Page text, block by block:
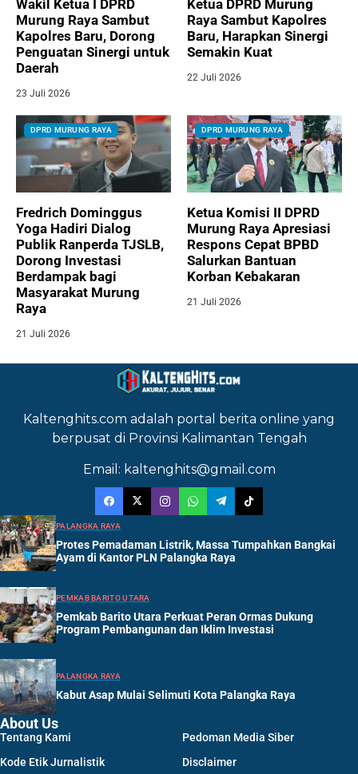
Wakil Ketua I DPRD
Murung Raya Sambut
Kapolres Baru, Dorong
Penguatan Sinergi untuk
Daerah
23 Juli 2026
Ketua DPRD Murung
Raya Sambut Kapolres
Baru, Harapkan Sinergi
Semakin Kuat
22 Juli 2026
DPRD MURUNG RAYA
Fredrich Dominggus
Yoga Hadiri Dialog
Publik Ranperda TJSLB,
Dorong Investasi
Berdampak bagi
Masyarakat Murung
Raya
21 Juli 2026
DPRD MURUNG RAYA
Ketua Komisi II DPRD
Murung Raya Apresiasi
Respons Cepat BPBD
Salurkan Bantuan
Korban Kebakaran
21 Juli 2026
Kaltenghits.com adalah portal berita online yang
berpusat di Provinsi Kalimantan Tengah
Email: kaltenghits@gmail.com
PALANGKA RAYA
Protes Pemadaman Listrik, Massa Tumpahkan Bangkai
Ayam di Kantor PLN Palangka Raya
PEMKAB BARITO UTARA
Pemkab Barito Utara Perkuat Peran Ormas Dukung
Program Pembangunan dan Iklim Investasi
PALANGKA RAYA
Kabut Asap Mulai Selimuti Kota Palangka Raya
About Us
Tentang Kami
Pedoman Media Siber
Kode Etik Jurnalistik
Disclaimer